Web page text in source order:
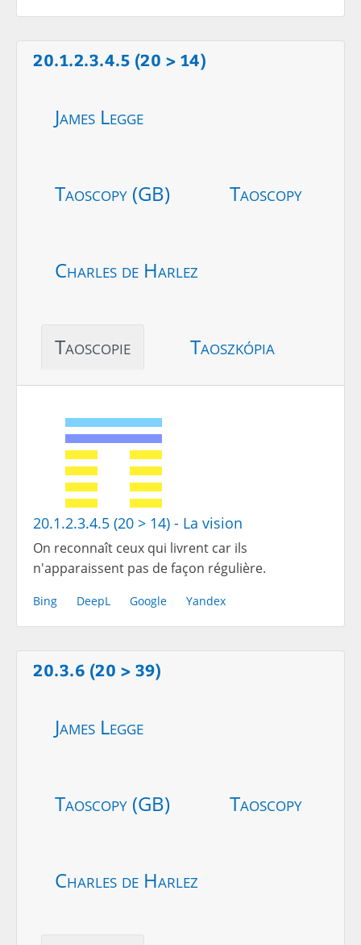
20.1.2.3.4.5 (20 > 14)
James Legge
Taoscopy (GB) Taoscopy
Charles de Harlez
Taoscopie Taoszkópia
20.1.2.3.4.5 (20 > 14) - La vision
On reconnaît ceux qui livrent car ils
n'apparaissent pas de façon régulière.
Bing DeepL Google Yandex
20.3.6 (20 > 39)
James Legge
Taoscopy (GB) Taoscopy
Charles de Harlez